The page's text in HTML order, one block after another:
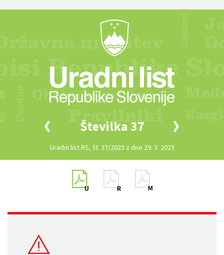
Številka 37
Uradni list RS, št. 37/2023 z dne 29. 3. 2023